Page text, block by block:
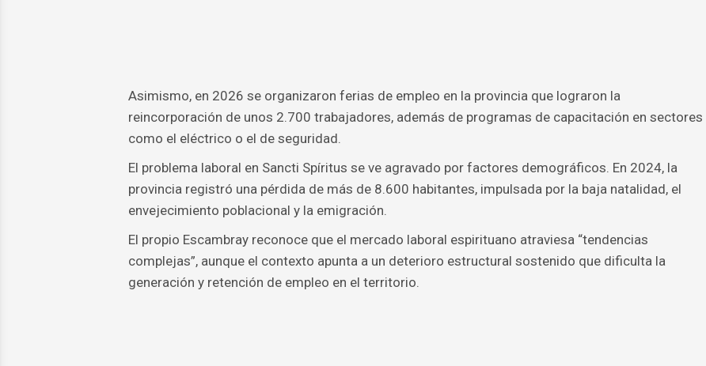
Asimismo, en 2026 se organizaron ferias de empleo en la provincia que lograron la
reincorporación de unos 2.700 trabajadores, además de programas de capacitación en sectores
como el eléctrico o el de seguridad.
El problema laboral en Sancti Spíritus se ve agravado por factores demográficos. En 2024, la
provincia registró una pérdida de más de 8.600 habitantes, impulsada por la baja natalidad, el
envejecimiento poblacional y la emigración.
El propio Escambray reconoce que el mercado laboral espirituano atraviesa “tendencias
complejas”, aunque el contexto apunta a un deterioro estructural sostenido que dificulta la
generación y retención de empleo en el territorio.